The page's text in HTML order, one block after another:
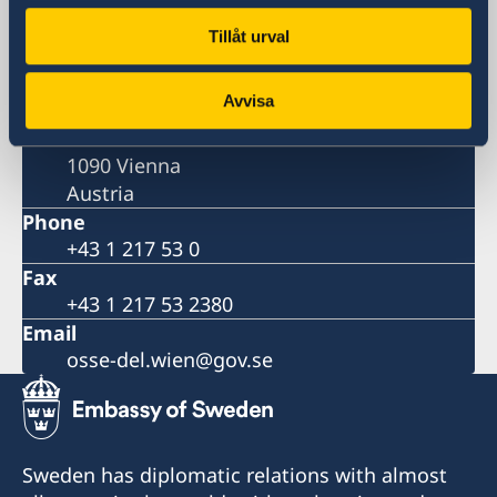
Tillåt urval
Avvisa
Postal address
Permanent Delegation of Sweden to the
Liechtensteinstrasse 51
1090 Vienna
Austria
Phone
+43 1 217 53 0
Fax
+43 1 217 53 2380
Email
osse-del.wien@gov.se
Sweden has diplomatic relations with almost